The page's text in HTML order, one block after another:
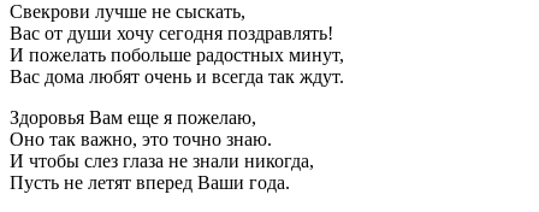
Свекрови лучше не сыскать,
Вас от души хочу сегодня поздравлять!
И пожелать побольше радостных минут,
Вас дома любят очень и всегда так ждут.
Здоровья Вам еще я пожелаю,
Оно так важно, это точно знаю.
И чтобы слез глаза не знали никогда,
Пусть не летят вперед Ваши года.